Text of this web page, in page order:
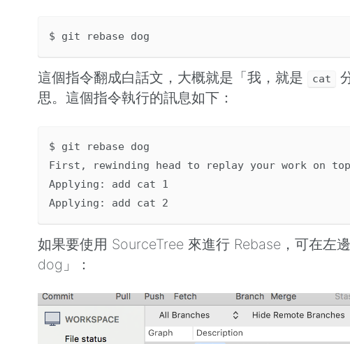
這個指令翻成白話文，大概就是「我，就是 cat
思。這個指令執行的訊息如下：
$ git rebase dog
First, rewinding head to replay your work on
Applying: add cat 1
如果要使用 SourceTree 來進行 Rebase，可在左
dog」：